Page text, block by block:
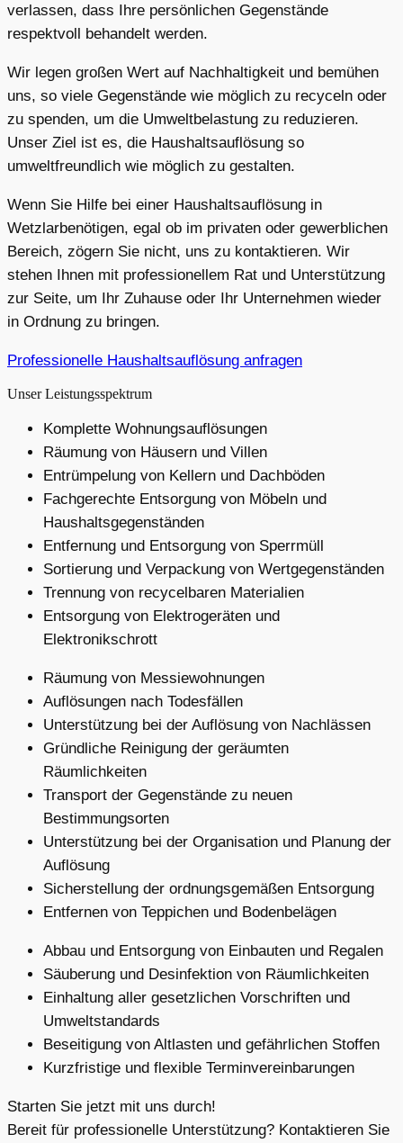
verlassen, dass Ihre persönlichen Gegenstände
respektvoll behandelt werden.
Wir legen großen Wert auf Nachhaltigkeit und bemühen
uns, so viele Gegenstände wie möglich zu recyceln oder
zu spenden, um die Umweltbelastung zu reduzieren.
Unser Ziel ist es, die Haushaltsauflösung so
umweltfreundlich wie möglich zu gestalten.
Wenn Sie Hilfe bei einer Haushaltsauflösung in
Wetzlarbenötigen, egal ob im privaten oder gewerblichen
Bereich, zögern Sie nicht, uns zu kontaktieren. Wir
stehen Ihnen mit professionellem Rat und Unterstützung
zur Seite, um Ihr Zuhause oder Ihr Unternehmen wieder
in Ordnung zu bringen.
Professionelle Haushaltsauflösung anfragen
Unser Leistungsspektrum
Komplette Wohnungsauflösungen
Räumung von Häusern und Villen
Entrümpelung von Kellern und Dachböden
Fachgerechte Entsorgung von Möbeln und
Haushaltsgegenständen
Entfernung und Entsorgung von Sperrmüll
Sortierung und Verpackung von Wertgegenständen
Trennung von recycelbaren Materialien
Entsorgung von Elektrogeräten und
Elektronikschrott
Räumung von Messiewohnungen
Auflösungen nach Todesfällen
Unterstützung bei der Auflösung von Nachlässen
Gründliche Reinigung der geräumten
Räumlichkeiten
Transport der Gegenstände zu neuen
Bestimmungsorten
Unterstützung bei der Organisation und Planung der
Auflösung
Sicherstellung der ordnungsgemäßen Entsorgung
Entfernen von Teppichen und Bodenbelägen
Abbau und Entsorgung von Einbauten und Regalen
Säuberung und Desinfektion von Räumlichkeiten
Einhaltung aller gesetzlichen Vorschriften und
Umweltstandards
Beseitigung von Altlasten und gefährlichen Stoffen
Kurzfristige und flexible Terminvereinbarungen
Starten Sie jetzt mit uns durch!
Bereit für professionelle Unterstützung? Kontaktieren Sie